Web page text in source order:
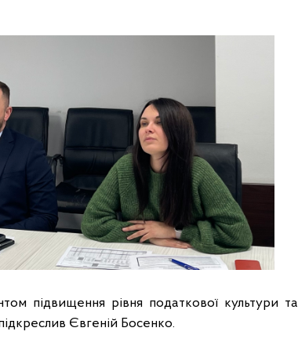
підвищення рівня податкової культури та
Євгеній Босенко.